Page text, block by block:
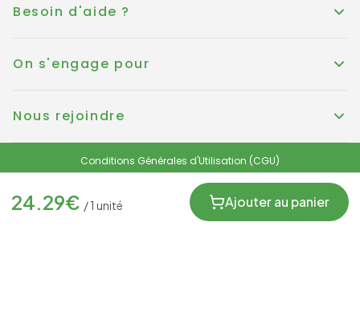
24.29€ /1 unité Ajouter au panier
Besoin d'aide ?
On s'engage pour
Nous rejoindre
Conditions Générales d'Utilisation (CGU)
Politique de CookiesMentions légales
Protection des données personnelles et RGPD
© KOUER France 2025